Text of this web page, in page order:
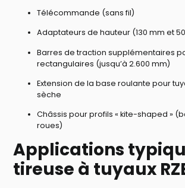
Télécommande (sans fil)
Adaptateurs de hauteur (130 mm et
Barres de traction supplémentaires
rectangulaires (jusqu’à 2.600 mm)
Extension de la base roulante pour
sèche
Châssis pour profils « kite-shaped »
roues)
Applications
tireuse à tuyaux